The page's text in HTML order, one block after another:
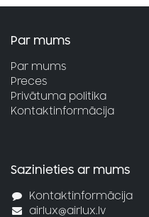
Par mums
Par mums
Preces
Privātuma politika
Kontaktinformācija
Sazinieties ar mums
Kontaktinformācija
airlux@airlux.lv